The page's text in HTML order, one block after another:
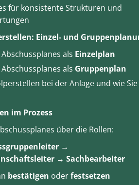
für konsistente Strukturen und
Einzel- und
als Einzelplan
als Gruppenplan
bei der Anlage und wie
im Prozess
über die Rollen:
→
→ Sachbearbeiter
bestätigen oderfestsetzen